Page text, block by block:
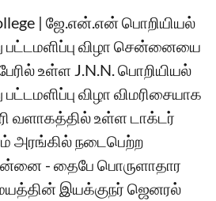
| ஜே.என்.என் பொறியியல்
பட்டமளிப்பு விழா சென்னையை
உள்ள J.N.N. பொறியியல்
விழா விமரிசையாக
வளாகத்தில் உள்ள டாக்டர்
அரங்கில் நடைபெற்ற
- தைபே பொருளாதார
இயக்குநர் ஜெனரல்